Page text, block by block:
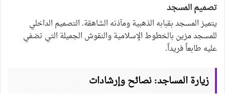
تصميم المسجد
يتميز المسجد بقبابه الذهبية ومآذنه الشاهقة. التصميم الداخلي
للمسجد مزين بالخطوط الإسلامية والنقوش الجميلة التي تضفي
عليه طابعاً فريداً.
زيارة المساجد: نصائح وإرشادات